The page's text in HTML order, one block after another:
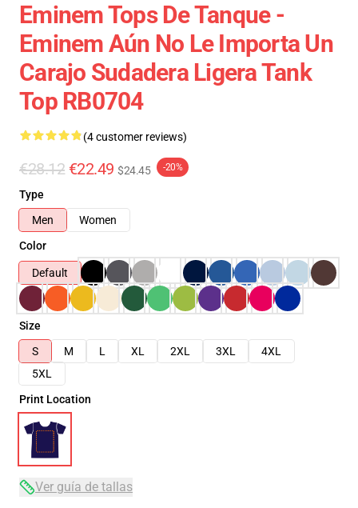
Eminem Tops De Tanque -
Eminem Aún No Le Importa Un
Carajo Sudadera Ligera Tank
Top RB0704
(4 customer reviews)
€28.12 €22.49 $24.45 -20%
Type
Men
Women
Color
Default
Size
S
M L XL 2XL 3XL
4XL
5XL
Print Location
Ver guía de tallas